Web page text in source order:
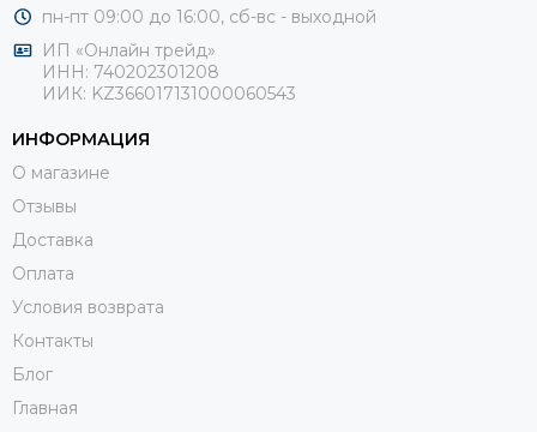
пн-пт 09:00 до 16:00, сб-вс - выходной
ИП «Онлайн трейд»
ИНН: 740202301208
ИИК: KZ366017131000060543
ИНФОРМАЦИЯ
О магазине
Отзывы
Доставка
Оплата
Условия возврата
Контакты
Блог
Главная